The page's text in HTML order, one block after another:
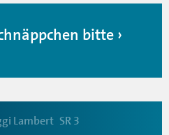
bitte
Lambert SR 3